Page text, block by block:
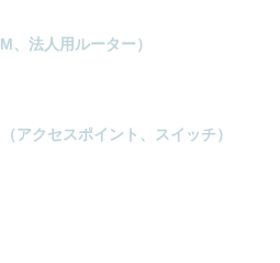
、法人用ルーター）
アクセスポイント、スイッチ）